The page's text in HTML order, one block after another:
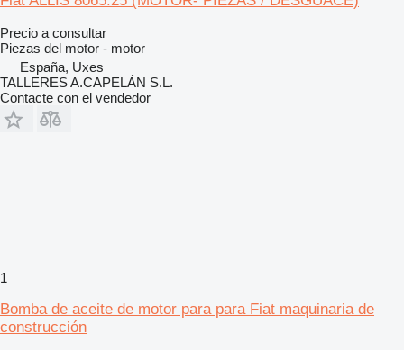
Precio a consultar
Piezas del motor - motor
España, Uxes
TALLERES A.CAPELÁN S.L.
Contacte con el vendedor
1
Bomba de aceite de motor para para Fiat maquinaria de
construcción